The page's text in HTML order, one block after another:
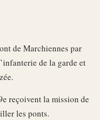
de Marchiennes par
de la garde et
reçoivent la mission de
les ponts.